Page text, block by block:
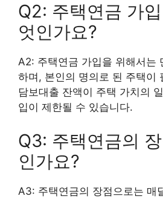
Q2: 주택연금 가
엇인가요?
A2: 주택연금 가입을 위해서는
하며, 본인의 명의로 된 주택이
담보대출 잔액이 주택 가치의
입이 제한될 수 있습니다.
Q3: 주택연금의
인가요?
A3: 주택연금의 장점으로는 매